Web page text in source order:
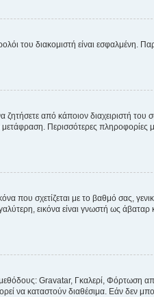
του διακομιστή είναι εσφαλμένη.
ζητήσετε από κάποιον διαχειριστή του
Περισσότερες πληροφορίες
που σχετίζεται με το βαθμό σας,
εικόνα είναι γνωστή ως άβαταρ
μεθόδους: Gravatar, Γκαλερί, Φόρτωση
να καταστούν διαθέσιμα. Εάν δεν